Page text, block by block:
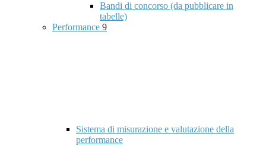
Bandi di concorso (da pubblicare in
tabelle)
Performance 9
Sistema di misurazione e valutazione della
performance